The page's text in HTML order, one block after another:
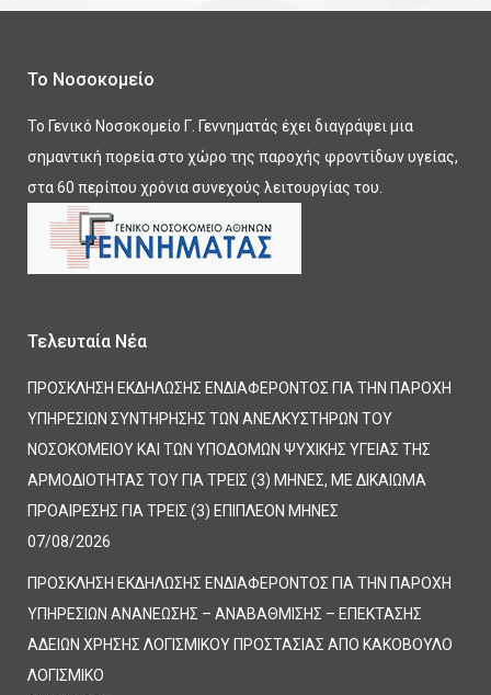
Το Νοσοκομείο
Το Γενικό Νοσοκομείο Γ. Γεννηματάς έχει διαγράψει μια
σημαντική πορεία στο χώρο της παροχής φροντίδων υγείας,
στα 60 περίπου χρόνια συνεχούς λειτουργίας του.
Τελευταία Νέα
ΠΡΟΣΚΛΗΣΗ ΕΚΔΗΛΩΣΗΣ ΕΝΔΙΑΦΕΡΟΝΤΟΣ ΓΙΑ ΤΗΝ ΠΑΡΟΧΗ
ΥΠΗΡΕΣΙΩΝ ΣΥΝΤΗΡΗΣΗΣ ΤΩΝ ΑΝΕΛΚΥΣΤΗΡΩΝ ΤΟΥ
ΝΟΣΟΚΟΜΕΙΟΥ ΚΑΙ ΤΩΝ ΥΠΟΔΟΜΩΝ ΨΥΧΙΚΗΣ ΥΓΕΙΑΣ ΤΗΣ
ΑΡΜΟΔΙΟΤΗΤΑΣ ΤΟΥ ΓΙΑ ΤΡΕΙΣ (3) ΜΗΝΕΣ, ΜΕ ΔΙΚΑΙΩΜΑ
ΠΡΟΑΙΡΕΣΗΣ ΓΙΑ ΤΡΕΙΣ (3) ΕΠΙΠΛΕΟΝ ΜΗΝΕΣ
07/08/2026
ΠΡΟΣΚΛΗΣΗ ΕΚΔΗΛΩΣΗΣ ΕΝΔΙΑΦΕΡΟΝΤΟΣ ΓΙΑ ΤΗΝ ΠΑΡΟΧΗ
ΥΠΗΡΕΣΙΩΝ ΑΝΑΝΕΩΣΗΣ – ΑΝΑΒΑΘΜΙΣΗΣ – ΕΠΕΚΤΑΣΗΣ
ΑΔΕΙΩΝ ΧΡΗΣΗΣ ΛΟΓΙΣΜΙΚΟΥ ΠΡΟΣΤΑΣΙΑΣ ΑΠΟ ΚΑΚΟΒΟΥΛΟ
ΛΟΓΙΣΜΙΚΟ